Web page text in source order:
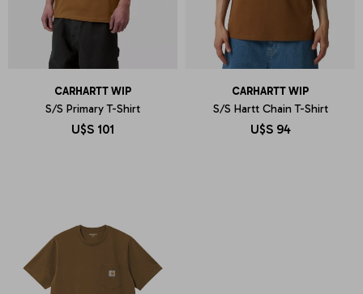
CARHARTT WIP
S/S Primary T-Shirt
U$S 101
CARHARTT WIP
S/S Hartt Chain T-Shirt
U$S 94